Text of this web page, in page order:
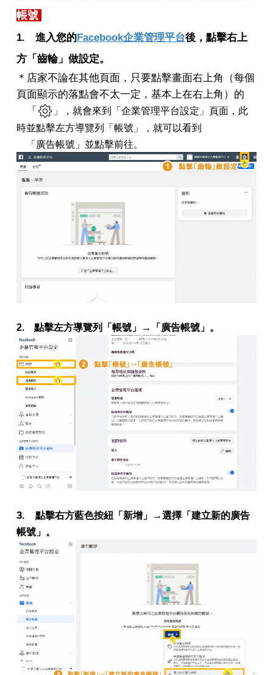
帳號
1. 進入您的Facebook企業管理平台後，點擊右上
方「齒輪」做設定。
＊店家不論在其他頁面，只要點擊畫面右上角（每個
頁面顯示的落點會不太一定，基本上在右上角）的
「
」，就會來到「企業管理平台設定」頁面，此
時並點擊左方導覽列 「帳號 」，就可以看到
「廣告帳號」並點擊前往。
2. 點擊左方導覽列「帳號」→「廣告帳號」。
3. 點擊右方藍色按紐「新增」→選擇「建立新的廣告
帳號」。